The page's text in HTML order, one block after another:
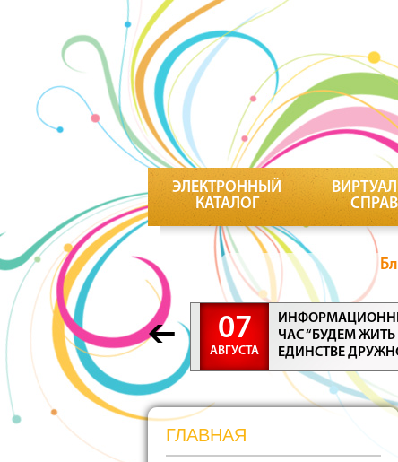
ЭЛЕКТРОННЫЙ
КАТАЛОГ
07
АВГУСТА
ЧАС “БУДЕМ ЖИТЬ
ЕДИНСТВЕ
ГЛАВНАЯ